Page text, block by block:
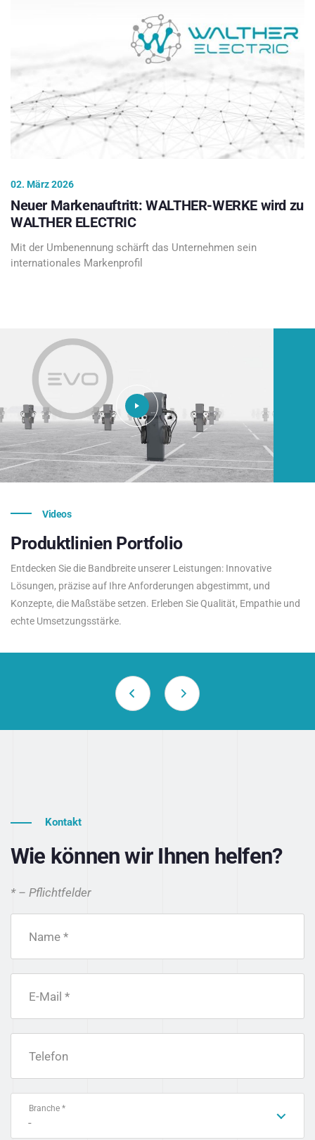
02. März 2026
Neuer Markenauftritt: WALTHER-WERKE wird zu
WALTHER ELECTRIC
Mit der Umbenennung schärft das Unternehmen sein
internationales Markenprofil
Videos
Produktlinien Portfolio
Entdecken Sie die Bandbreite unserer Leistungen: Innovative
Lösungen, präzise auf Ihre Anforderungen abgestimmt, und
Konzepte, die Maßstäbe setzen. Erleben Sie Qualität, Empathie und
echte Umsetzungsstärke.
Kontakt
Wie können wir Ihnen helfen?
* – Pflichtfelder
Name *
E-Mail *
Telefon
Branche *
-